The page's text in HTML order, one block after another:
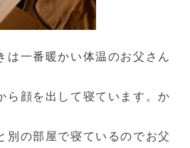
は一番暖かい体温のお父さん
ら顔を出して寝ています。か
別の部屋で寝ているのでお父